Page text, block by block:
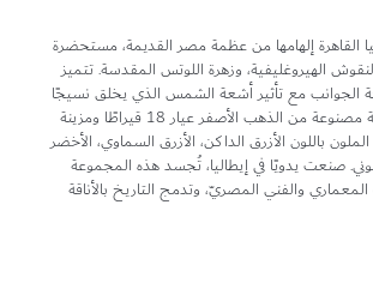
القاهرة إلهامها من عظمة مصر القديمة، مستحضرة
الهيروغليفية، وزهرة اللوتس المقدسة. تتميز
الجوانب مع تأثير أشعة الشمس الذي يخلق نسيجًا
ثلاثي الأبعاد، كل قطعة مصنوعة من الذهب الأصفر عيار 18 قيراطًا ومزينة
باللون الأزرق الداكن، الأزرق السماوي، الأخضر
صنعت يدويًا في إيطاليا، تُجسد هذه المجموعة
والفني المصريّ، وتدمج التاريخ بالأناقة